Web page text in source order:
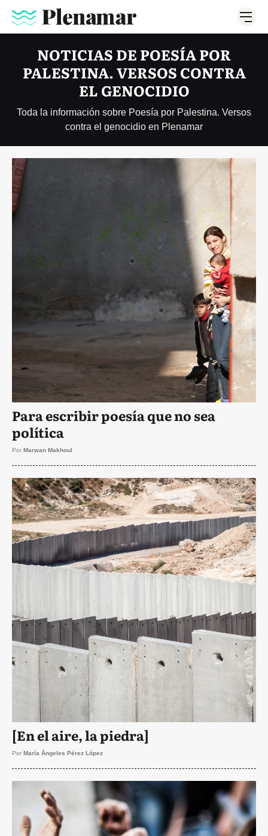
NOTICIAS DE POESÍA POR
PALESTINA. VERSOS CONTRA
EL GENOCIDIO
Toda la información sobre Poesía por Palestina. Versos
contra el genocidio en Plenamar
Para escribir poesía que no sea
política
Por Marwan Makhoul
[En el aire, la piedra]
Por María Ángeles Pérez López